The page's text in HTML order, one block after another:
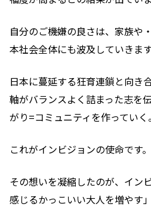
自分のご機嫌の良さは、家族や
本社会全体にも波及していきます
日本に蔓延する狂育連鎖と向き
軸がバランスよく詰まった志を
がり=コミュニティを作っていく。
これがインビジョンの使命です。
その想いを凝縮したのが、イン
感じるかっこいい大人を増やす」